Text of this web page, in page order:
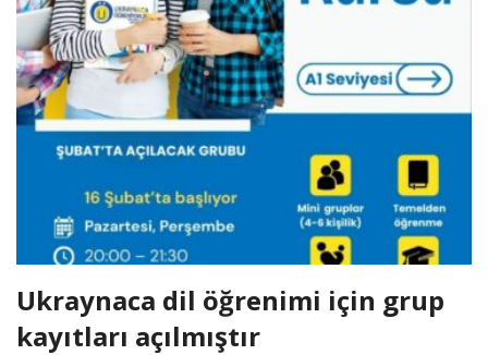
Ukraynaca dil öğrenimi için grup
kayıtları açılmıştır